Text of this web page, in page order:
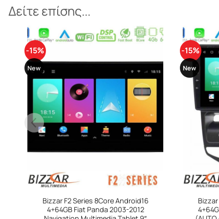
Δείτε επίσης...
-15%
New
+
Bizzar F2 Series 8Core Android16
4+64GB Hyundai ix20 2010-2020
-15%
New
Bizzar
4+64GB Toyota RAV4 2001-2005 (Auto
A/C)